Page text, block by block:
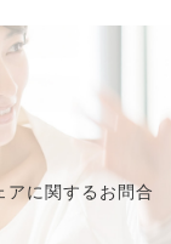
アに関するお問合